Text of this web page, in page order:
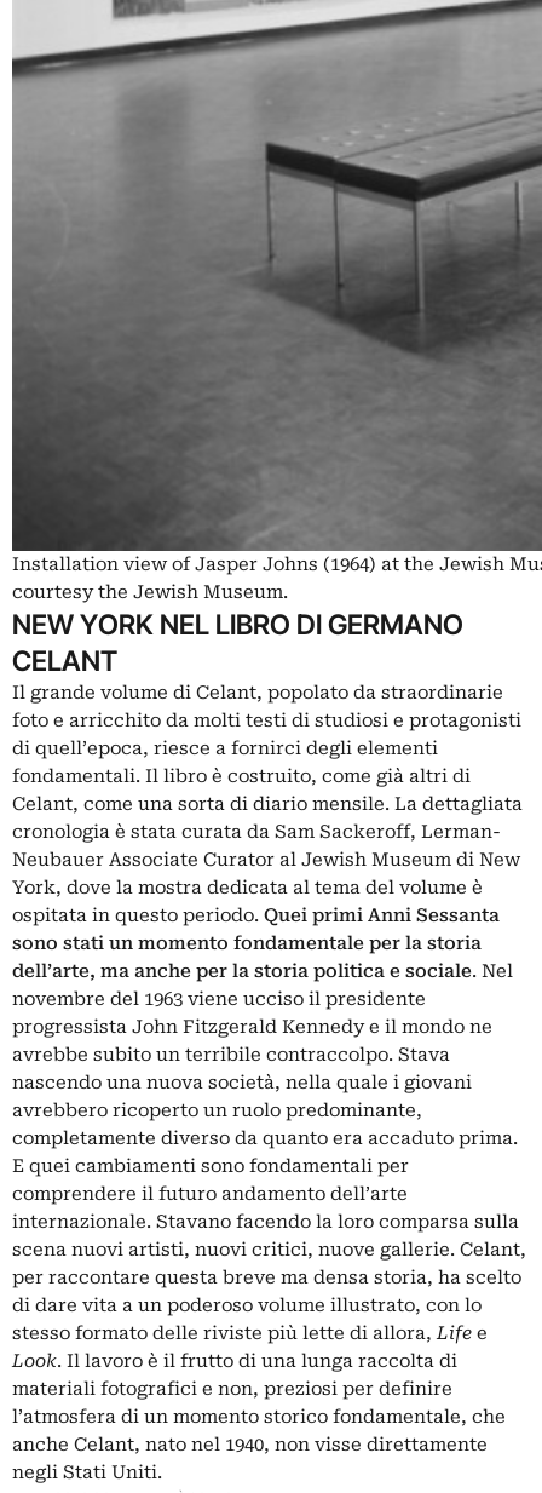
Installation view of Jasper Johns (1964) at the Jewish
courtesy the Jewish Museum.
NEW YORK NEL LIBRO DI GERMANO
CELANT
Il grande volume di Celant, popolato da straordinarie
foto e arricchito da molti testi di studiosi e protagonisti
di quell’epoca, riesce a fornirci degli elementi
fondamentali. Il libro è costruito, come già altri di
Celant, come una sorta di diario mensile. La dettagliata
cronologia è stata curata da Sam Sackeroff, Lerman-
Neubauer Associate Curator al Jewish Museum di New
York, dove la mostra dedicata al tema del volume è
ospitata in questo periodo. Quei primi Anni Sessanta
sono stati un momento fondamentale per la storia
dell’arte, ma anche per la storia politica e sociale. Nel
novembre del 1963 viene ucciso il presidente
progressista John Fitzgerald Kennedye il mondo ne
avrebbe subito un terribile contraccolpo. Stava
nascendo una nuova società, nella quale i giovani
avrebbero ricoperto un ruolo predominante,
completamente diverso da quanto era accaduto prima.
E quei cambiamenti sono fondamentali per
comprendere il futuro andamento dell’arte
internazionale. Stavano facendo la loro comparsa sulla
scena nuovi artisti, nuovi critici, nuove gallerie. Celant,
per raccontare questa breve ma densa storia, ha scelto
di dare vita a un poderoso volume illustrato, con lo
stesso formato delle riviste più lette di allora,Life e
Look. Il lavoro è il frutto di una lunga raccolta di
materiali fotografici e non, preziosi per definire
l’atmosfera di un momento storico fondamentale, che
anche Celant, nato nel 1940, non visse direttamente
negli Stati Uniti.